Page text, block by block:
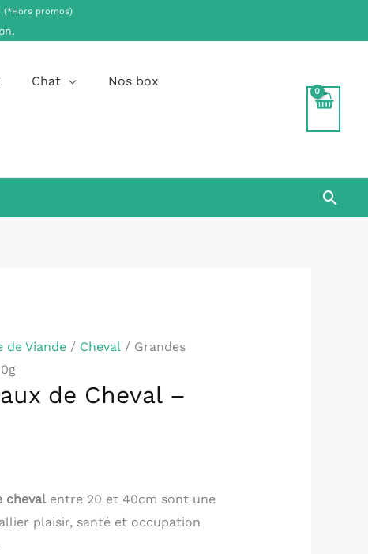
(*Hors promos)
Chat Nos box
de Viande / Cheval / Grandes
de Cheval –
chevalentre 20 et 40cm sont une
plaisir, santé et occupation